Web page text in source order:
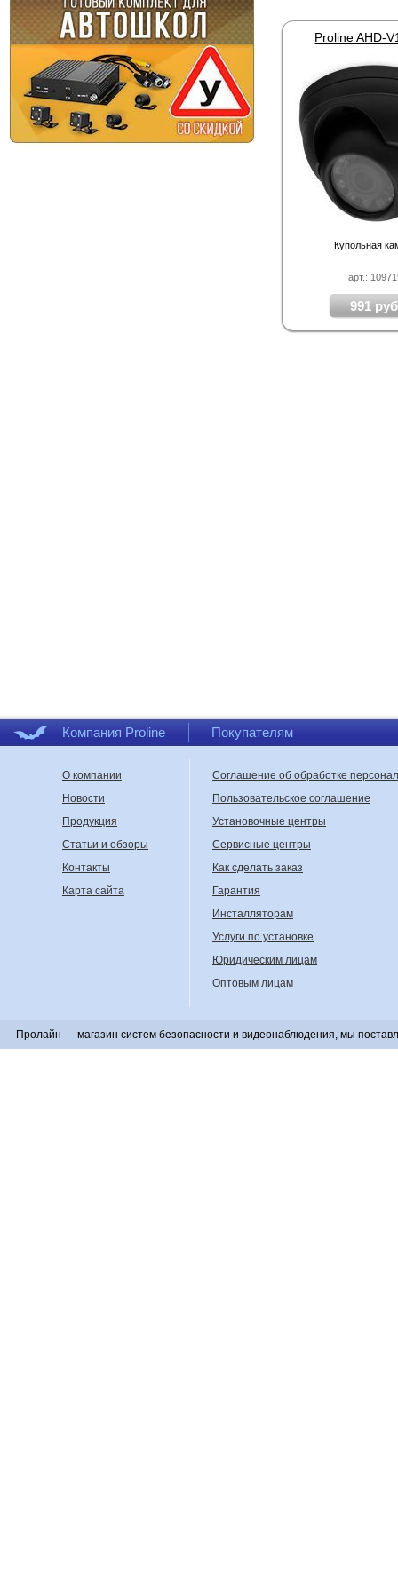
арт.:
Proline AHD-
Купольная
991
Компания Proline Покупателям
О компании
Новости
Продукция
Статьи и обзоры
Контакты
Карта сайта
Соглашение об обработке
Пользовательское соглашение
Установочные центры
Сервисные центры
Как сделать заказ
Гарантия
Инсталляторам
Услуги по установке
Юридическим лицам
Оптовым лицам
Пролайн — магазин систем безопасности и видеонаблюдения, мы